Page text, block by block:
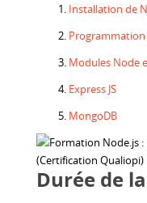
Installation de
Programmation
Modules Node
Express JS
MongoDB
Durée de